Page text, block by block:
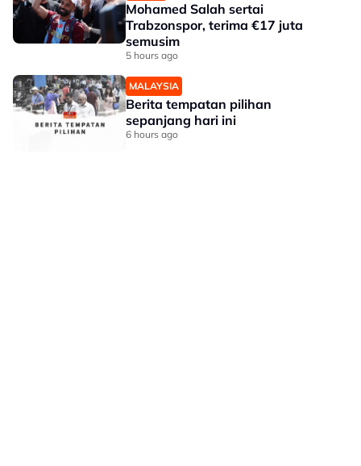
Mohamed Salah sertai
Trabzonspor, terima €17 juta
semusim
5 hours ago
MALAYSIA
Berita tempatan pilihan
sepanjang hari ini
6 hours ago